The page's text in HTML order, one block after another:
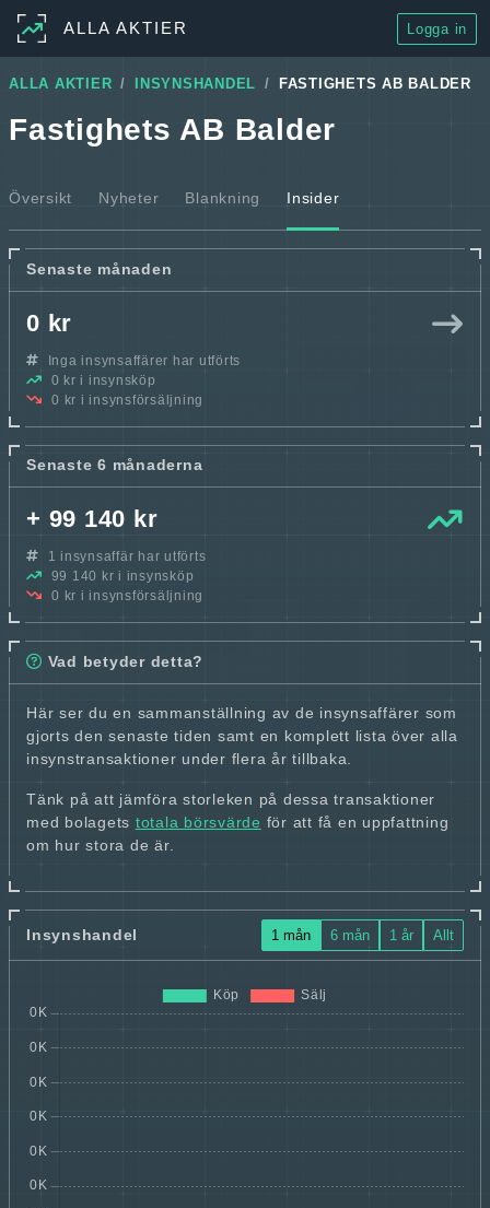
ALLA AKTIER Logga in
ALLA AKTIER INSYNSHANDEL FASTIGHETS AB BALDER
Fastighets AB Balder
Översikt Nyheter Blankning Insider
Senaste månaden
0 kr
Inga insynsaffärer har utförts
0 kr i insynsköp
0 kr i insynsförsäljning
Senaste 6 månaderna
+ 99 140 kr
1 insynsaffär har utförts
99 140 kr i insynsköp
0 kr i insynsförsäljning
Vad betyder detta?
Här ser du en sammanställning av de insynsaffärer som
gjorts den senaste tiden samt en komplett lista över alla
insynstransaktioner under flera år tillbaka.
Tänk på att jämföra storleken på dessa transaktioner
med bolagets totala börsvärde för att få en uppfattning
om hur stora de är.
Insynshandel 1 mån 6 mån 1 år Allt